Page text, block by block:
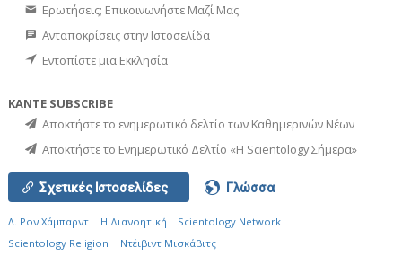
Ερωτήσεις; Επικοινωνήστε Μαζί Μας
Ανταποκρίσεις στην Ιστοσελίδα
Εντοπίστε μια Εκκλησία
ΚΑΝΤΕ SUBSCRIBE
Αποκτήστε το ενημερωτικό δελτίο των Καθημερινών Νέων
Αποκτήστε το Ενημερωτικό Δελτίο «Η Scientology Σήμερα»
Σχετικές Ιστοσελίδες Γλώσσα
Λ. Ρον Χάμπαρντ Η Διανοητική
Scientology Network
Scientology Religion
Ντέιβιντ Μισκάβιτς